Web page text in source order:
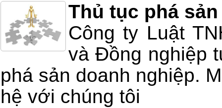
Thủ tục phá
Công ty Luật
và Đồng nghiệp
phá sản doanh nghiệp.
hệ với chúng tôi